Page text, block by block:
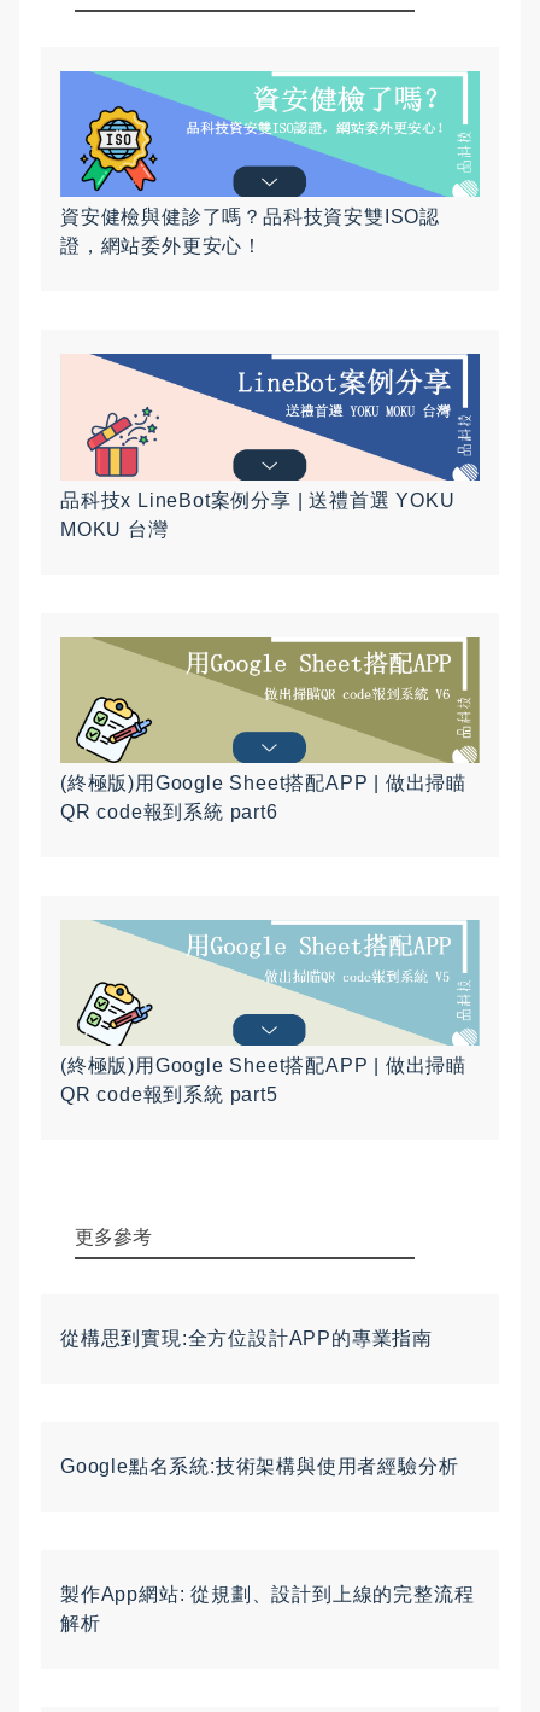
資安健檢與健診了嗎？品科技資安雙ISO認
證，網站委外更安心！
品科技x LineBot案例分享 | 送禮首選 YOKU
MOKU 台灣
(終極版)用Google Sheet搭配APP | 做出掃瞄
QR code報到系統 part6
(終極版)用Google Sheet搭配APP | 做出掃瞄
QR code報到系統 part5
更多參考
從構思到實現:全方位設計APP的專業指南
Google點名系統:技術架構與使用者經驗分析
製作App網站: 從規劃、設計到上線的完整流程
解析